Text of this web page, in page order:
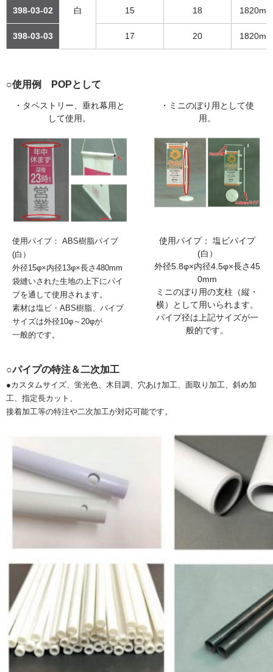
白
398-03-02 15 18 1820mm
398-03-03 17 20 1820mm
○使用例 POPとして
・タペストリー、垂れ幕用と
して使用。
・ミニのぼり用として使
用。
使用パイプ： ABS樹脂パイプ
(白）
外径15φ×内径13φ×長さ480mm
袋縫いされた生地の上下にパイ
プを通して使用されます。
素材は塩ビ・ABS樹脂、パイプ
サイズは外径10φ～20φが
一般的です。
使用パイプ： 塩ビパイプ
(白）
外径5.8φ×内径4.5φ×長さ45
0mm
ミニのぼり用の支柱（縦・
横）として用いられます。
パイプ径は上記サイズが一
般的です。
○パイプの特注＆二次加工
●カスタムサイズ、蛍光色、木目調、穴あけ加工、面取り加工、斜め加
工、指定長カット、
接着加工等の特注や二次加工が対応可能です。